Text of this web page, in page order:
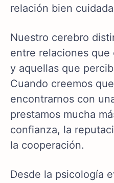
relación bien
Nuestro cerebro
entre relaciones que
y aquellas que
Cuando creemos
encontrarnos con
prestamos mucha
confianza, la
la cooperación.
Desde la psicología